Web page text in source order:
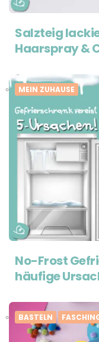
Salzteig
Haarspray &
MEIN ZUHAUSE
No-Frost
häufige
BASTELN